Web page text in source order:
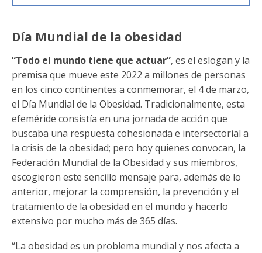
INVESTIGACIÓN
EXTENSIÓN Y COMUNICACIONES
MATERIAL DE INTERÉS
ENGLISH
Estudiantes
Académicas/os
Funcionarias/os
Día Mundial de la obesidad
“Todo el mundo tiene que actuar”, es el eslogan y la
premisa que mueve este 2022 a millones de personas
en los cinco continentes a conmemorar, el 4 de marzo,
el Día Mundial de la Obesidad. Tradicionalmente, esta
efeméride consistía en una jornada de acción que
buscaba una respuesta cohesionada e intersectorial a
la crisis de la obesidad; pero hoy quienes convocan, la
Federación Mundial de la Obesidad y sus miembros,
escogieron este sencillo mensaje para, además de lo
anterior, mejorar la comprensión, la prevención y el
tratamiento de la obesidad en el mundo y hacerlo
extensivo por mucho más de 365 días.
“La obesidad es un problema mundial y nos afecta a